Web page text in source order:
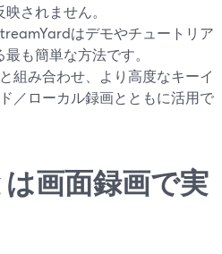
されません。
はデモやチュートリア
も簡単な方法です。
組み合わせ、より高度なキーイ
／ローカル録画とともに活用で
画面録画で実